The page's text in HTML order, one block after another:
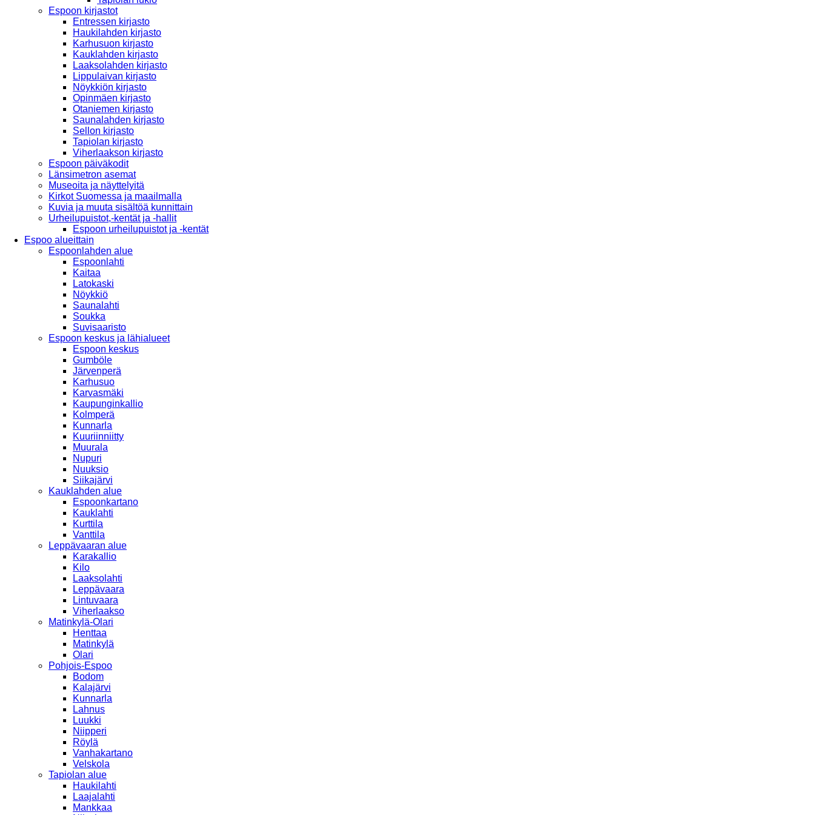
Espoon kirjastot
Entressen kirjasto
Haukilahden kirjasto
Karhusuon kirjasto
Kauklahden kirjasto
Laaksolahden kirjasto
Lippulaivan kirjasto
Nöykkiön kirjasto
Opinmäen kirjasto
Otaniemen kirjasto
Saunalahden kirjasto
Sellon kirjasto
Tapiolan kirjasto
Viherlaakson kirjasto
Espoon päiväkodit
Länsimetron asemat
Museoita ja näyttelyitä
Kirkot Suomessa ja maailmalla
Kuvia ja muuta sisältöä kunnittain
Urheilupuistot,-kentät ja -hallit
Espoon urheilupuistot ja -kentät
Espoo alueittain
Espoonlahden alue
Espoonlahti
Kaitaa
Latokaski
Nöykkiö
Saunalahti
Soukka
Suvisaaristo
Espoon keskus ja lähialueet
Espoon keskus
Gumböle
Järvenperä
Karhusuo
Karvasmäki
Kaupunginkallio
Kolmperä
Kunnarla
Kuuriinniitty
Muurala
Nupuri
Nuuksio
Siikajärvi
Kauklahden alue
Espoonkartano
Kauklahti
Kurttila
Vanttila
Leppävaaran alue
Karakallio
Kilo
Laaksolahti
Leppävaara
Lintuvaara
Viherlaakso
Matinkylä-Olari
Henttaa
Matinkylä
Olari
Pohjois-Espoo
Bodom
Kalajärvi
Kunnarla
Lahnus
Luukki
Niipperi
Röylä
Vanhakartano
Velskola
Tapiolan alue
Haukilahti
Laajalahti
Mankkaa